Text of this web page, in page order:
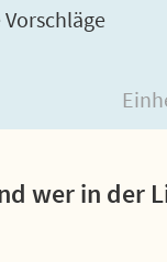
wer in der